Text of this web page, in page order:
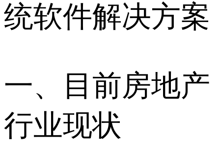
统软件解决方案
一、目前房地产
行业现状